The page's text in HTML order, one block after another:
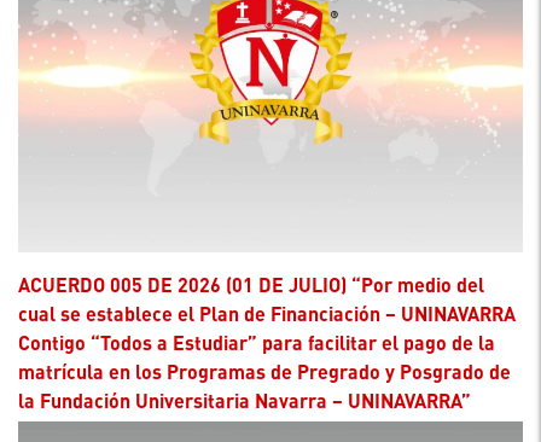
ACUERDO 005 DE 2026 (01 DE JULIO) “Por medio del
cual se establece el Plan de Financiación – UNINAVARRA
Contigo “Todos a Estudiar” para facilitar el pago de la
matrícula en los Programas de Pregrado y Posgrado de
la Fundación Universitaria Navarra – UNINAVARRA”